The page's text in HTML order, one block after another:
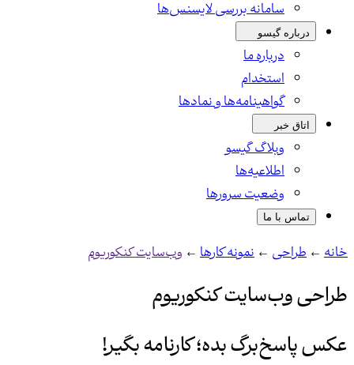
سامانه بررسی لایسنس‌ها
درباره گیسو
درباره ما
استخدام
گواهینامه‌ها و نمادها
اتاق خبر
وبلاگ گیسو
اطلاعیه‌ها
وضعیت سرورها
تماس با ما
خانه ← طراحی ← نمونه کارها ← وب‌سایت کنکوریوم
طراحی وب‌سایت کنکوریوم
عکس پاسخ‌برگ بده؛ کارنامه بگیر!